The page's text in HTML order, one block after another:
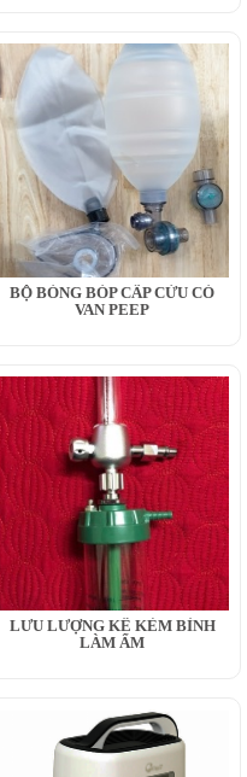
BỘ BÓNG BÓP CẤP CỨU CÓ
VAN PEEP
LƯU LƯỢNG KẾ KÈM BÌNH
LÀM ẨM